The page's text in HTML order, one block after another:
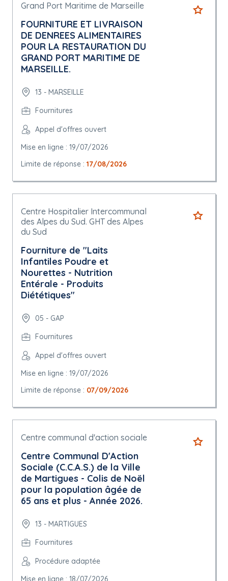
Grand Port Maritime de Marseille
FOURNITURE ET LIVRAISON
DE DENREES ALIMENTAIRES
POUR LA RESTAURATION DU
GRAND PORT MARITIME DE
MARSEILLE.
13 - MARSEILLE
Fournitures
Appel d'offres ouvert
Mise en ligne : 19/07/2026
Limite de réponse : 17/08/2026
Centre Hospitalier Intercommunal
des Alpes du Sud. GHT des Alpes
du Sud
Fourniture de "Laits
Infantiles Poudre et
Nourettes - Nutrition
Entérale - Produits
Diététiques"
05 - GAP
Fournitures
Appel d'offres ouvert
Mise en ligne : 19/07/2026
Limite de réponse : 07/09/2026
Centre communal d'action sociale
Centre Communal D'Action
Sociale (C.C.A.S.) de la Ville
de Martigues - Colis de Noël
pour la population âgée de
65 ans et plus - Année 2026.
13 - MARTIGUES
Fournitures
Procédure adaptée